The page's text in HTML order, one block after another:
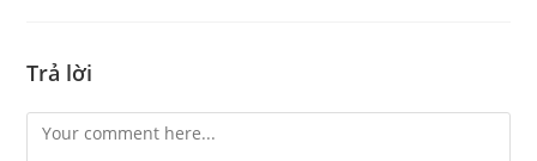
Trả lời
Comment